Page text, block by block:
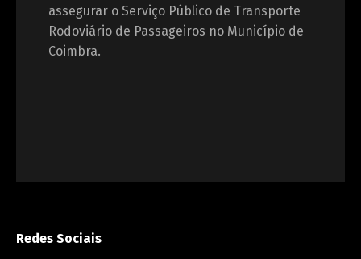
assegurar o Serviço Público de Transporte
Rodoviário de Passageiros no Município de
Coimbra.
Redes Sociais